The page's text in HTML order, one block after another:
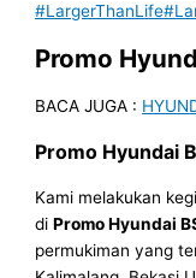
#LargerThanLife
Promo
BACA JUGA :
Promo Hyundai
Kami melakukan
diPromo Hyundai
permukiman yang